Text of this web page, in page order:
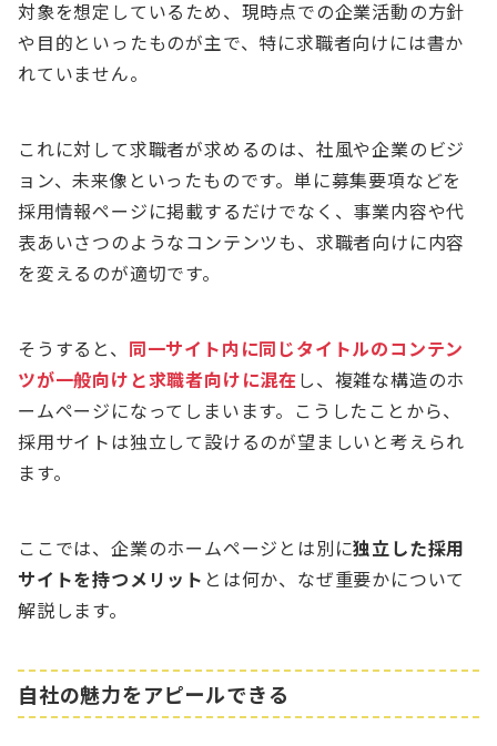
対象を想定しているため、現時点での企業活動の方針
や目的といったものが主で、特に求職者向けには書か
れていません。
これに対して求職者が求めるのは、社風や企業のビジ
ョン、未来像といったものです。単に募集要項などを
採用情報ページに掲載するだけでなく、事業内容や代
表あいさつのようなコンテンツも、求職者向けに内容
を変えるのが適切です。
そうすると、 同一サイト内に同じタイトルのコンテン
ツが一般向けと求職者向けに混在し、複雑な構造のホ
ームページになってしまいます。こうしたことから、
採用サイトは独立して設けるのが望ましいと考えられ
ます。
ここでは、企業のホームページとは別に独立した採用
サイトを持つメリット とは何か、なぜ重要かについて
解説します。
自社の魅力をアピールできる